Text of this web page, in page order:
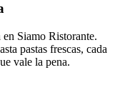
Siamo Ristorante.
pastas frescas, cada
vale la pena.